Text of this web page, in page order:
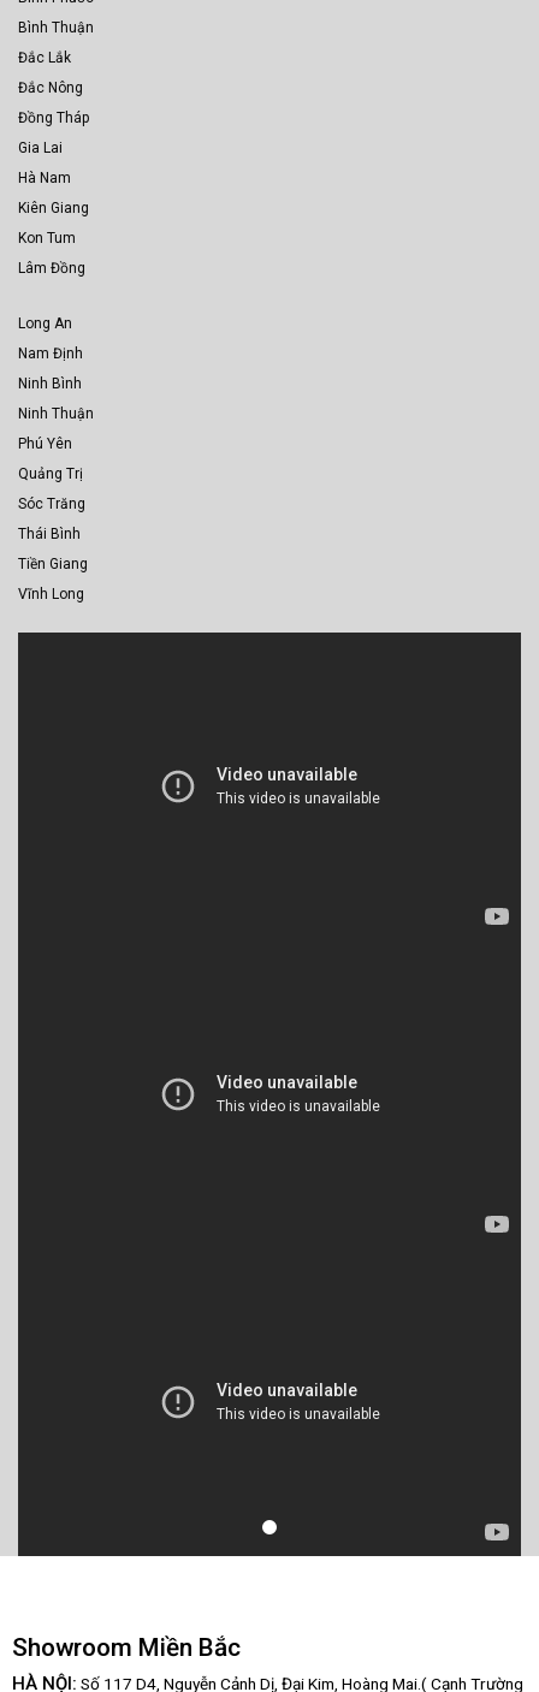
Bình Thuận
Đắc Lắk
Đắc Nông
Đồng Tháp
Gia Lai
Hà Nam
Kiên Giang
Kon Tum
Lâm Đồng
Long An
Nam Định
Ninh Bình
Ninh Thuận
Phú Yên
Quảng Trị
Sóc Trăng
Thái Bình
Tiền Giang
Vĩnh Long
Showroom Miền Bắc
HÀ NỘI: Số 117 D4, Nguyễn Cảnh Dị, Đại Kim, Hoàng Mai.( Cạnh Trường